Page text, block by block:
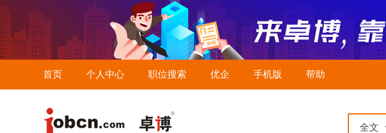
首页 个人中心 职位搜索 优企 手机版 帮助
全文